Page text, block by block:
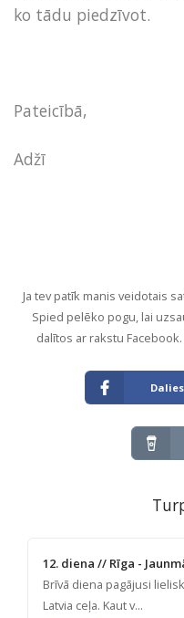
ko tādu piedzīvot.
Pateicībā,
Adžī
Ja tev patīk manis veidotais
Spied pelēko pogu, lai
dalītos ar rakstu
12. diena // Rīga -
Brīvā diena pagājusi
Latvia ceļa. Kaut v...